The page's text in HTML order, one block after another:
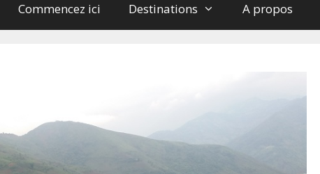
Commencez ici Destinations A propos